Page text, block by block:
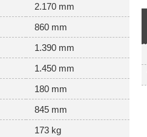
2.170 mm
860 mm
1.390 mm
1.450 mm
180 mm
845 mm
173 kg